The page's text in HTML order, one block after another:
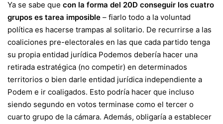
Ya se sabe que con la forma del 20D conseguir los cuatro
grupos es tarea imposible – fiarlo todo a la voluntad
política es hacerse trampas al solitario. De recurrirse a las
coaliciones pre-electorales en las que cada partido tenga
su propia entidad jurídica Podemos debería hacer una
retirada estratégica (no competir) en determinados
territorios o bien darle entidad jurídica independiente a
Podem e ir coaligados. Esto podría hacer que incluso
siendo segundo en votos terminase como el tercer o
cuarto grupo de la cámara. Además, obligaría a establecer